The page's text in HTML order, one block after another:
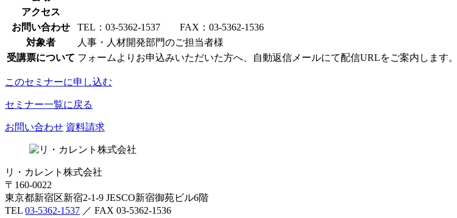
アクセス
お問い合わせ
TEL：03-5362-1537 FAX：03-5362-1536
対象者
人事・人材開発部門のご担当者様
受講票について フォームよりお申込みいただいた方へ、自動返信メールにて配信URLをご案内します。
このセミナーに申し込む
セミナー一覧に戻る
お問い合わせ 資料請求
リ・カレント株式会社
〒160-0022
東京都新宿区新宿2-1-9 JESCO新宿御苑ビル6階
TEL 03-5362-1537 ／ FAX 03-5362-1536